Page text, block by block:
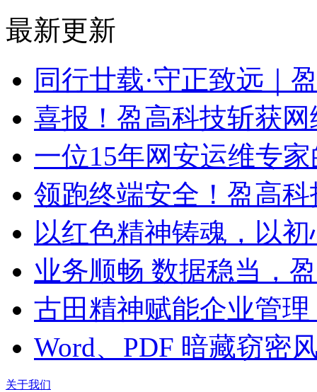
最新更新
同行廿载·守正致远｜
喜报！盈高科技斩获
一位15年网安运维专
领跑终端安全！盈高
以红色精神铸魂，以
业务顺畅 数据稳当，
古田精神赋能企业管
Word、PDF 暗藏窃密
关于我们